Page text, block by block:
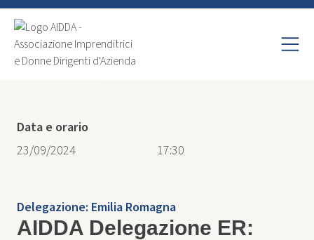
Delegazione: Emilia Romagna
AIDDA Delegazione ER:
Data e orario
23/09/2024
17:30